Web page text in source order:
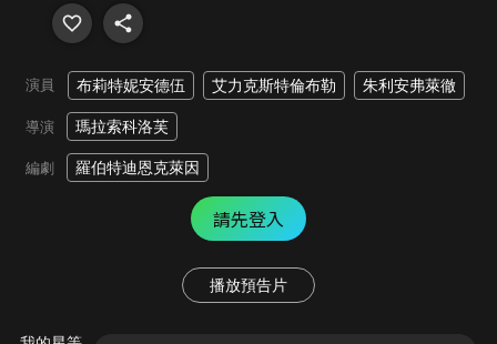
演員 布莉特妮安德伍 艾力克斯特倫布勒 朱利安弗萊徹
導演 瑪拉索科洛芙
編劇 羅伯特迪恩克萊因
請先登入
播放預告片